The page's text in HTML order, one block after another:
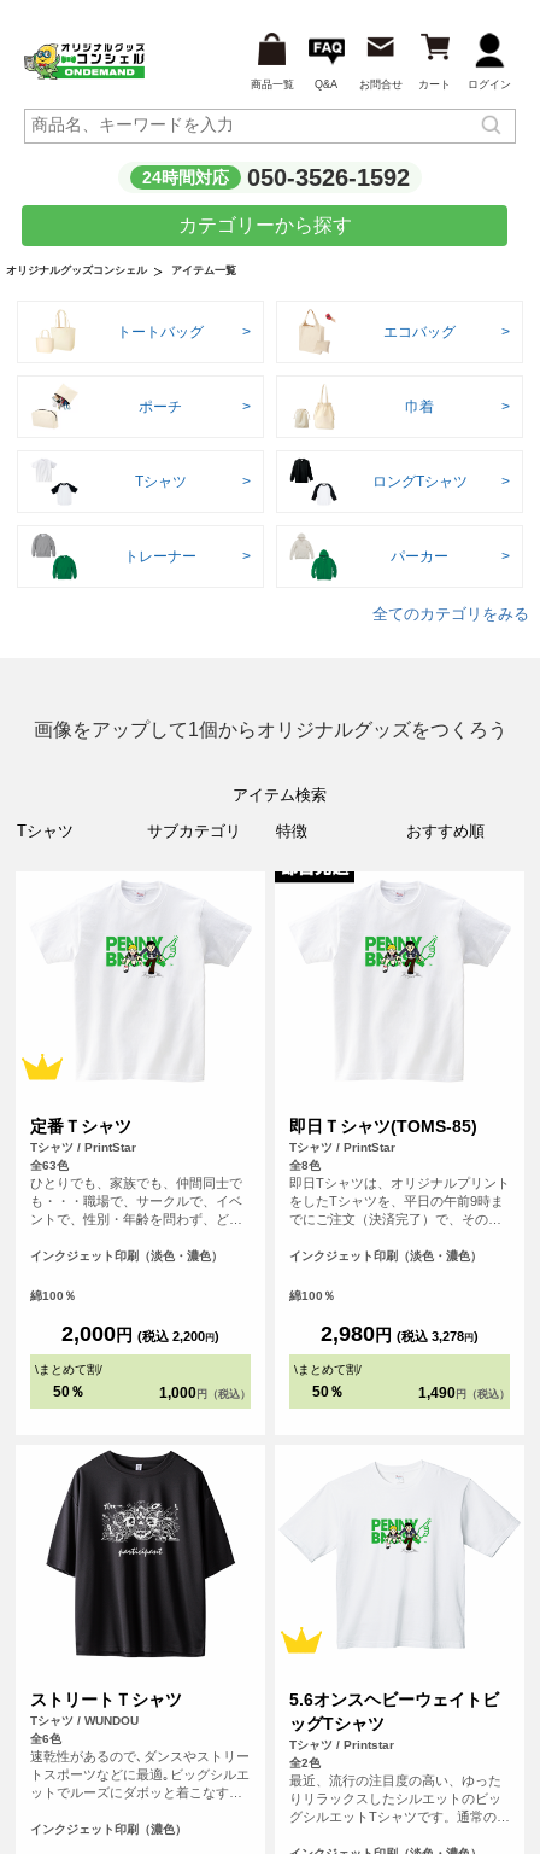
商品一覧 Q&A お問合せ カート ログイン
24時間対応 050-3526-1592
カテゴリーから探す
オリジナルグッズコンシェル アイテム一覧
トートバッグ エコバッグ
ポーチ 巾着
Tシャツ ロングTシャツ
トレーナー パーカー
全てのカテゴリをみる
画像をアップして1個からオリジナルグッズをつくろう
アイテム検索
定番Ｔシャツ
Tシャツ / PrintStar
全63色
ひとりでも、家族でも、仲間同士で
も・・・職場で、サークルで、イベ
ントで、性別・年齢を問わず、どな
ルエット。適度な厚みが着崩れを防
れたTシャツです。豊富なカラーサイ
ただけます。
インクジェット印刷（淡色・濃色）
綿100％
2,000円 (税込 2,200円)
\まとめて割/
50％ 1,000 円（税込）
即日Ｔシャツ(TOMS-85)
Tシャツ / PrintStar
全8色
即日Tシャツは、オリジナルプリント
をしたTシャツを、平日の午前9時ま
でにご注文（決済完了）で、その日
急なイベント、注文し忘れ、すぐに
利！もちろんフルカラープリントし
シャツは人気の定番Tシャツと同じ安
心のPrintstar（00085-CVT）です。
インクジェット印刷（淡色・濃色）
綿100％
2,980円 (税込 3,278円)
\まとめて割/
50％ 1,490 円（税込）
ストリートＴシャツ
Tシャツ / WUNDOU
全6色
速乾性があるので､ダンスやストリー
トスポーツなどに最適｡ビッグシルエ
ットでルーズにダボッと着こなすと
くことがなく､すぐに乾くので重たく
インクジェット印刷（濃色）
5.6オンスヘビーウェイトビ
ッグTシャツ
Tシャツ / Printstar
全2色
最近、流行の注目度の高い、ゆった
りリラックスしたシルエットのビッ
グシルエットTシャツです。通常のT